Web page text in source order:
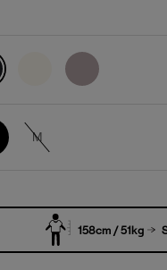
M
158cm / 51kg